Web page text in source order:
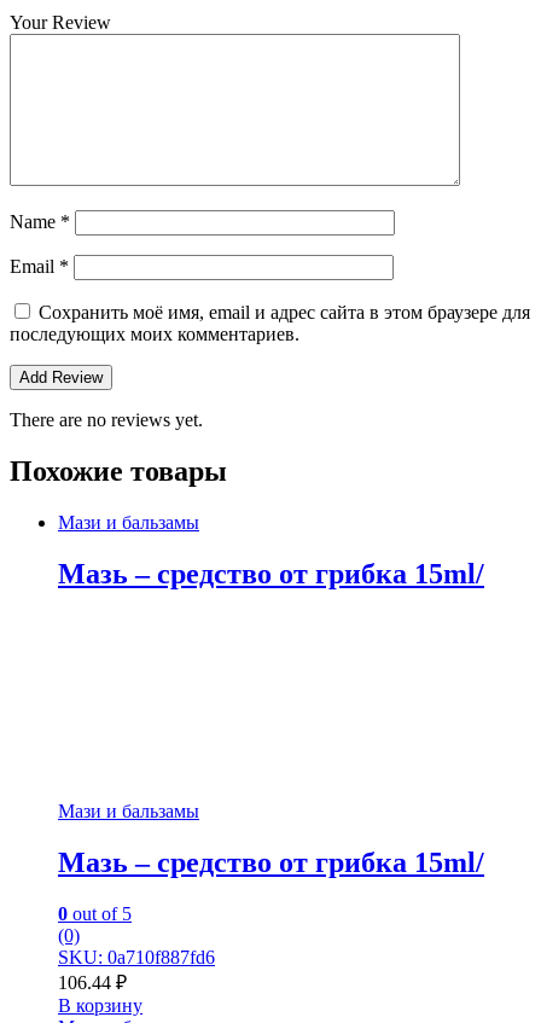
Your Review
Name *
Email *
Сохранить моё имя, email и адрес сайта в этом браузере для
последующих моих комментариев.
There are no reviews yet.
Похожие товары
Мази и бальзамы
Мазь – средство от грибка 15ml/
Мази и бальзамы
Мазь – средство от грибка 15ml/
0 out of 5
(0)
SKU: 0a710f887fd6
106.44 ₽
В корзину